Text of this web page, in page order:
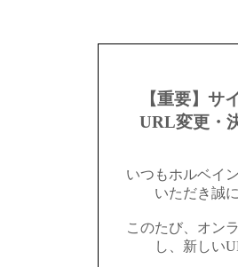
【重要】サ
URL変更・
いつもホルベイ
いただき誠
このたび、オン
し、新しい